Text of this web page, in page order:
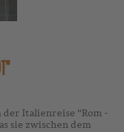
der Italienreise “Rom -
sie zwischen dem